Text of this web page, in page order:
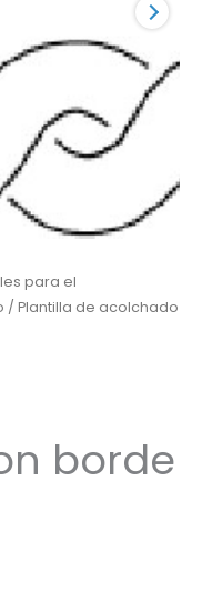
para el
/ Plantilla de acolchado
borde